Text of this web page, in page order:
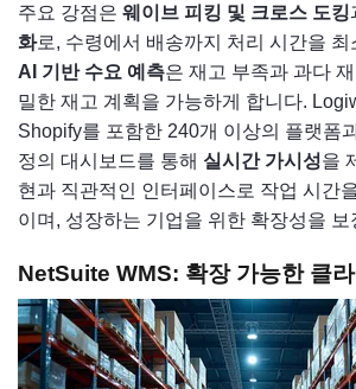
주요 강점은 웨이브 피킹 및 크로스 도킹
화로, 수령에서 배송까지 처리 시간을 최
AI 기반 수요 예측은 재고 부족과 과다
밀한 재고 계획을 가능하게 합니다.
Shopify를 포함한 240개 이상의 플랫폼
정의 대시보드를 통해 실시간 가시성을
현과 직관적인 인터페이스로 작업 시간
이며, 성장하는 기업을 위한 확장성을 보
NetSuite WMS: 확장 가능한 클